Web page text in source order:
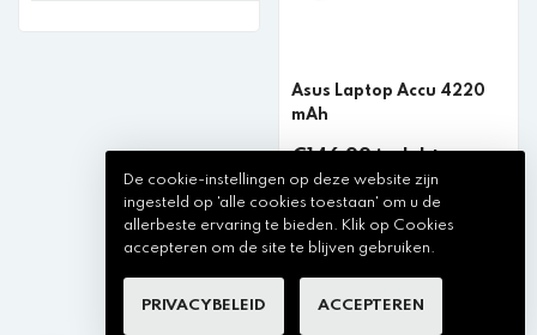
Asus Laptop Accu 4220
mAh
€146,99 incl. btw
De cookie-instellingen op deze website zijn
ingesteld op 'alle cookies toestaan' om u de
allerbeste ervaring te bieden. Klik op Cookies
accepteren om de site te blijven gebruiken.
PRIVACYBELEID ACCEPTEREN